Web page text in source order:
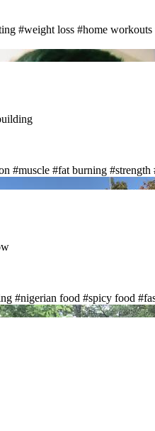
#weight loss #home workouts
#muscle #fat burning #strength
#nigerian food #spicy food